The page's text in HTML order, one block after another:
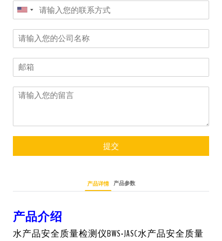
提交
产品详情 产品参数
产品介绍
水产品安全质量检测仪BWS-JASC水产品安全质量